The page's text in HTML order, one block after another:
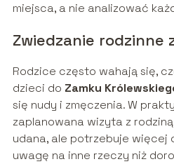
miejsca, a nie analizować
Zwiedzanie rodzinne
Rodzice często wahają się,
dzieci do Zamku
się nudy i zmęczenia. W
zaplanowana wizyta z
udana, ale potrzebuje więcej
uwagę na inne rzeczy niż